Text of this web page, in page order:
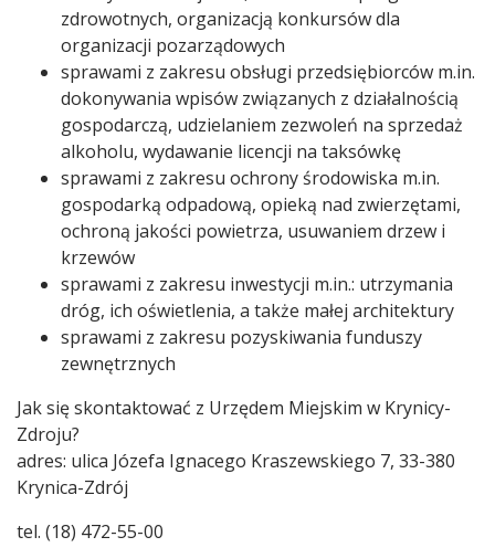
zdrowotnych, organizacją konkursów dla
organizacji pozarządowych
sprawami z zakresu obsługi przedsiębiorców m.in.
dokonywania wpisów związanych z działalnością
gospodarczą, udzielaniem zezwoleń na sprzedaż
alkoholu, wydawanie licencji na taksówkę
sprawami z zakresu ochrony środowiska m.in.
gospodarką odpadową, opieką nad zwierzętami,
ochroną jakości powietrza, usuwaniem drzew i
krzewów
sprawami z zakresu inwestycji m.in.: utrzymania
dróg, ich oświetlenia, a także małej architektury
sprawami z zakresu pozyskiwania funduszy
zewnętrznych
Jak się skontaktować z Urzędem Miejskim w Krynicy-
Zdroju?
adres: ulica Józefa Ignacego Kraszewskiego 7, 33-380
Krynica-Zdrój
tel. (18) 472-55-00